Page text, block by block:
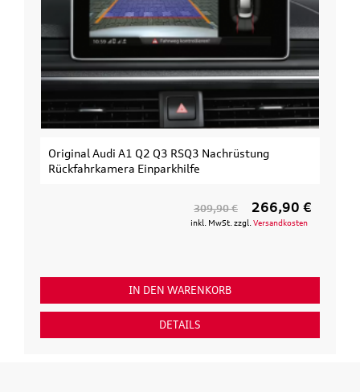
Original Audi A1 Q2 Q3 RSQ3 Nachrüstung
Rückfahrkamera Einparkhilfe
309,90 € 266,90 €
inkl. MwSt. zzgl. Versandkosten
IN DEN WARENKORB
DETAILS